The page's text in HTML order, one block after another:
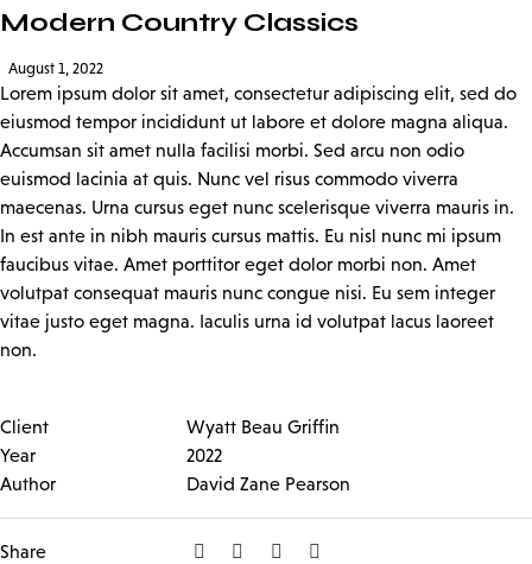
Modern Country Classics
August 1, 2022
Lorem ipsum dolor sit amet, consectetur adipiscing elit, sed do
eiusmod tempor incididunt ut labore et dolore magna aliqua.
Accumsan sit amet nulla facilisi morbi. Sed arcu non odio
euismod lacinia at quis. Nunc vel risus commodo viverra
maecenas. Urna cursus eget nunc scelerisque viverra mauris in.
In est ante in nibh mauris cursus mattis. Eu nisl nunc mi ipsum
faucibus vitae. Amet porttitor eget dolor morbi non. Amet
volutpat consequat mauris nunc congue nisi. Eu sem integer
vitae justo eget magna. Iaculis urna id volutpat lacus laoreet
non.
Client
Wyatt Beau Griffin
Year
2022
Author
David Zane Pearson
Share